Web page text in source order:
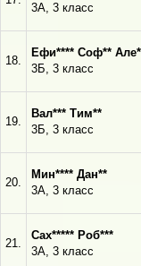
3А, 3 класс
18.
Ефи**** Соф**
3Б, 3 класс
19.
Вал*** Тим**
3Б, 3 класс
20.
Мин**** Дан**
3А, 3 класс
21.
Сах***** Роб***
3А, 3 класс